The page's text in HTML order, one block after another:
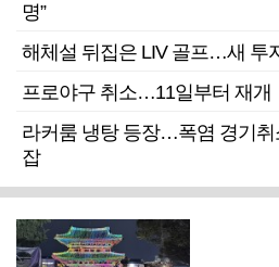
명”
해체설 뒤집은 LIV 골프…새 투
프로야구 취소…11일부터 재개
라커룸 냉탕 등장…폭염 경기취
잡